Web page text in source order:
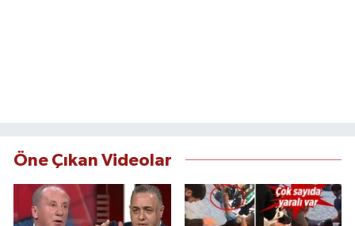
Öne Çıkan Videolar